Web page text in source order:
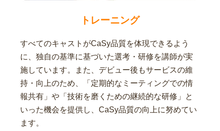
トレーニング
すべてのキャストがCaSy品質を体現できるよう
に、独自の基準に基づいた選考・研修を講師が実
施しています。また、デビュー後もサービスの維
持・向上のため、「定期的なミーティングでの情
報共有」や「技術を磨くための継続的な研修」と
いった機会を提供し、CaSy品質の向上に努めてい
ます。